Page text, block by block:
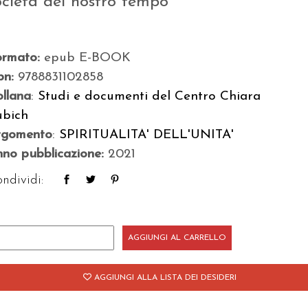
epub E-BOOK
9788831102858
: Studi e documenti del Centro Chiara
: SPIRITUALITA' DELL'UNITA'
pubblicazione: 2021
AGGIUNGI AL CARRELLO
AGGIUNGI ALLA LISTA DEI DESIDERI